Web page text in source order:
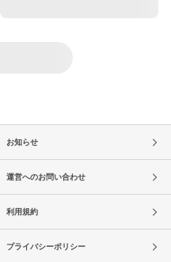
お知らせ
運営へのお問い合わせ
利用規約
プライバシーポリシー